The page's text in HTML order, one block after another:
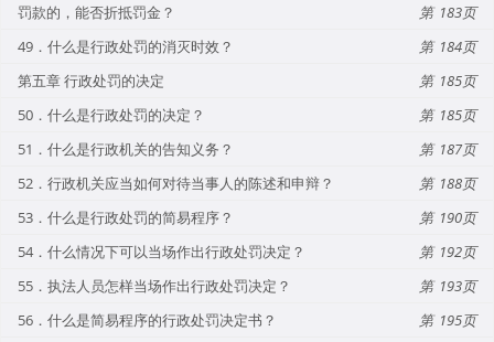
罚款的，能否折抵罚金？
183
49．什么是行政处罚的消灭时效？
184
第五章 行政处罚的决定
185
50．什么是行政处罚的决定？
185
51．什么是行政机关的告知义务？
187
52．行政机关应当如何对待当事人的陈述和申辩？
188
53．什么是行政处罚的简易程序？
190
54．什么情况下可以当场作出行政处罚决定？
192
55．执法人员怎样当场作出行政处罚决定？
193
56．什么是简易程序的行政处罚决定书？
195